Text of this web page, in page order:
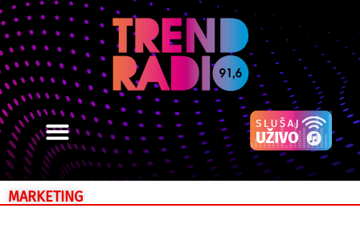
MARKETING